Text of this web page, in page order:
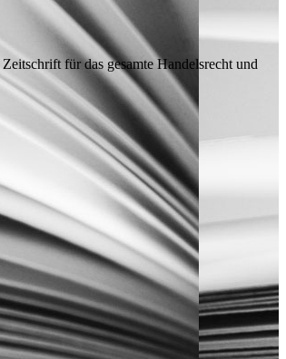
Zeitschrift für das gesamte Handelsrecht und